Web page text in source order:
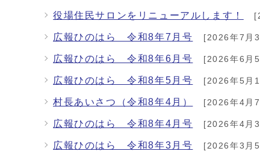
役場住民サロンをリニューアルします！
広報ひのはら 令和8年7月号 [2026年7月
広報ひのはら 令和8年6月号 [2026年6月
広報ひのはら 令和8年5月号 [2026年5月
村長あいさつ（令和8年4月） [2026年4月
広報ひのはら 令和8年4月号 [2026年4月
広報ひのはら 令和8年3月号 [2026年3月